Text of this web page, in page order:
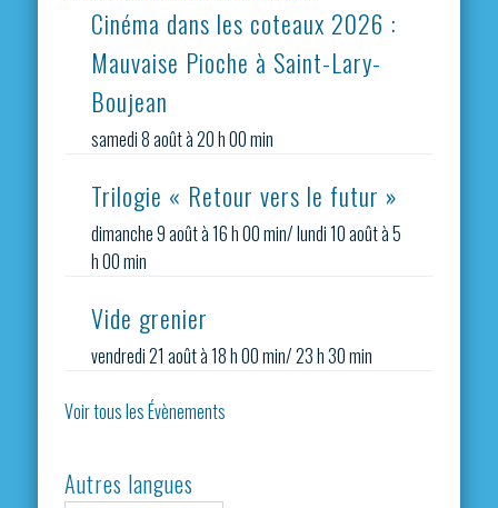
Cinéma dans les coteaux 2026 :
Mauvaise Pioche à Saint-Lary-
Boujean
samedi 8 août à 20 h 00 min
Trilogie « Retour vers le futur »
dimanche 9 août à 16 h 00 min/lundi 10 août à 5
h 00 min
Vide grenier
vendredi 21 août à 18 h 00 min/23 h 30 min
Voir tous les Évènements
Autres langues